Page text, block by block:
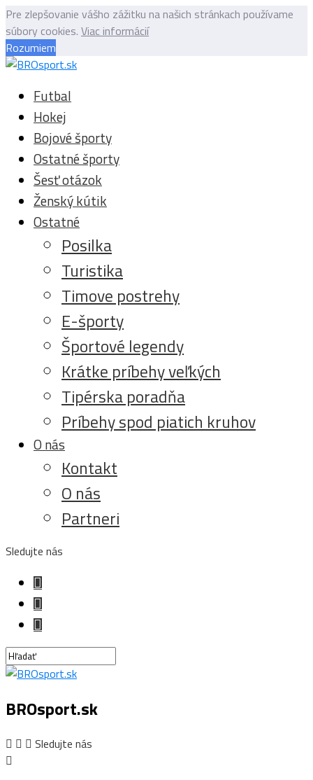
Pre zlepšovanie vášho zážitku na našich stránkach používame
súbory cookies. Viac informácií
Rozumiem
Futbal
Hokej
Bojové športy
Ostatné športy
Šesť otázok
Ženský kútik
Ostatné
Posilka
Turistika
Timove postrehy
E-športy
Športové legendy
Krátke príbehy veľkých
Tipérska poradňa
Príbehy spod piatich kruhov
O nás
Kontakt
O nás
Partneri
Sledujte nás
BROsport.sk
Sledujte nás